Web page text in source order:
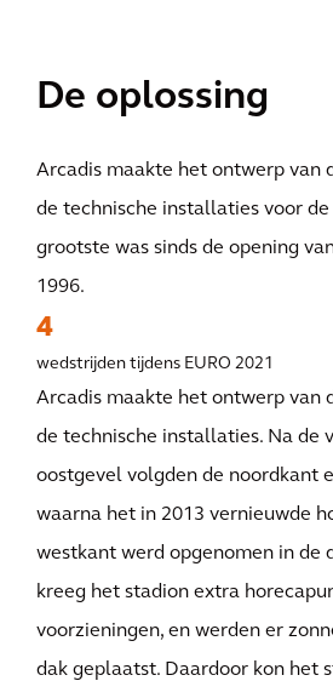
De oplossing
Arcadis maakte het ontwerp van
de technische installaties voor de
grootste was sinds de opening
1996.
4
wedstrijden tijdens EURO 2021
Arcadis maakte het ontwerp van
de technische installaties. Na de
oostgevel volgden de noordkant
waarna het in 2013 vernieuwde
westkant werd opgenomen in de
kreeg het stadion extra
voorzieningen, en werden er
dak geplaatst. Daardoor kon het